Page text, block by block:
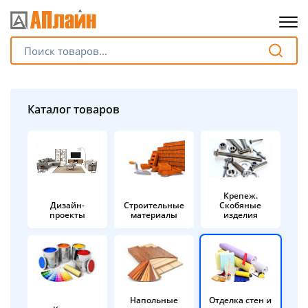
Каталог товаров
Дизайн-
проекты
Строительные
материалы
Крепеж.
Скобяные
изделия
Напольные
Отделка стен и
Разбейте
без переплат
График платежей
Сегодня
%